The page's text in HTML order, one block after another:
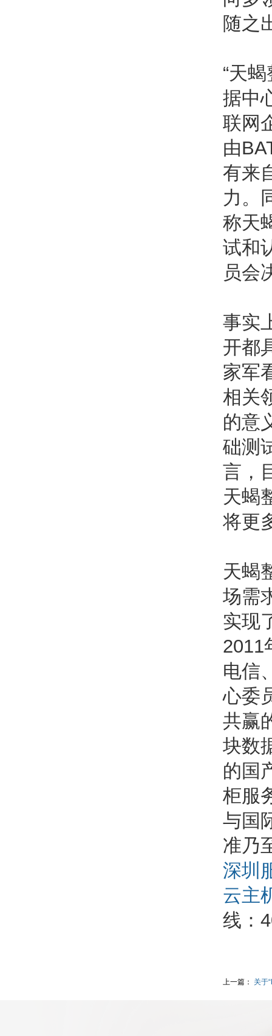
随之
“天
据中
联网
由
有来
力。
称天
试和
员会
事实
开都
家军
相关
的意
础测
言，
天蝎
将更
天蝎
场需
实现
2011
电信
心委
共赢
块数
的国
柜服
与国
准乃
深圳
云主
线：
上一篇： 关于